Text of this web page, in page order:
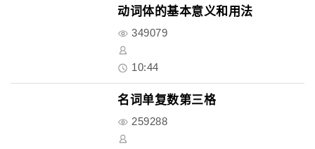
动词体的基本意义和用法
349079
10:44
名词单复数第三格
259288